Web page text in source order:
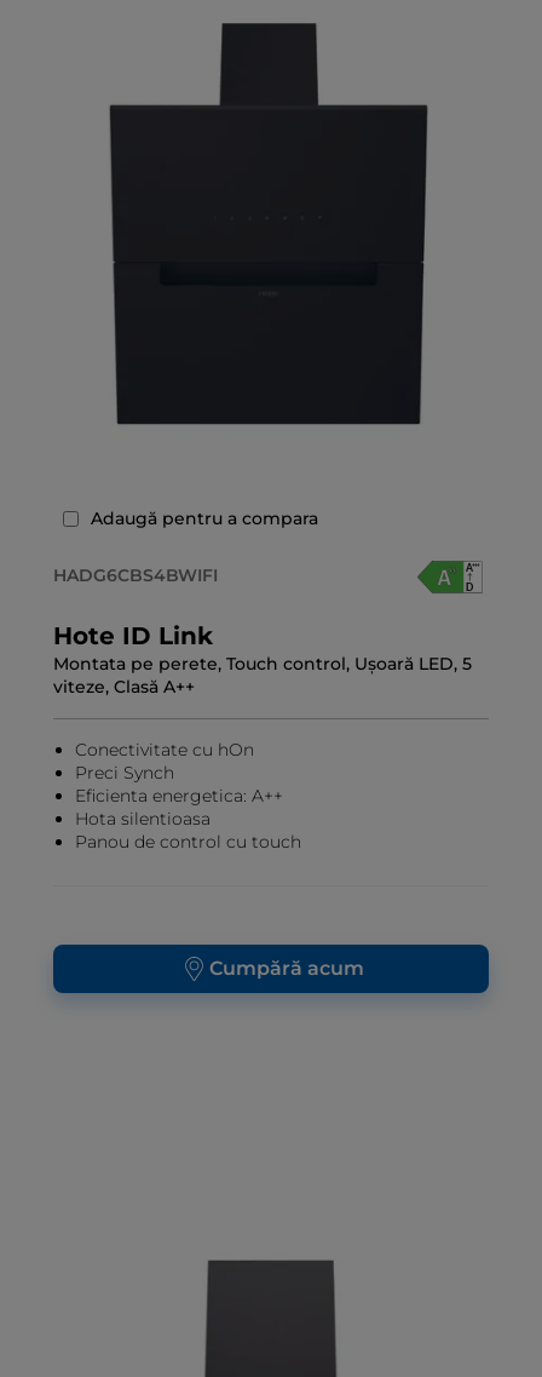
Adaugă pentru a compara
HADG6CBS4BWIFI
Hote ID Link
Montata pe perete, Touch control, Ușoară LED, 5
viteze, Clasă A++
Conectivitate cu hOn
Preci Synch
Eficienta energetica: A++
Hota silentioasa
Panou de control cu touch
Cumpără acum